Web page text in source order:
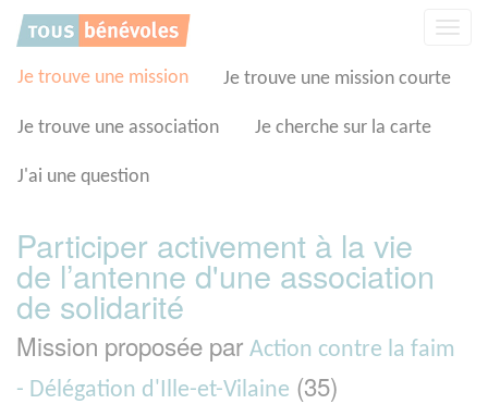
Je trouve une mission Je trouve une mission courte
Je trouve une association Je cherche sur la carte
J'ai une question
Participer activement à la vie
de l’antenne d'une association
de solidarité
Mission proposée par Action contre la faim
- Délégation d'Ille-et-Vilaine (35)
Panneau de gestion des cookies